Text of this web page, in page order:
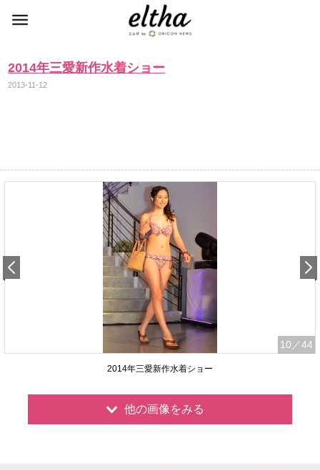
2014年三愛新作水着ショー
2013-11-12
10 ／44
2014年三愛新作水着ショー
他の画像をみる